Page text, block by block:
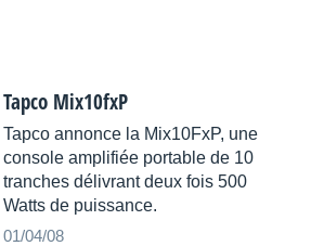
Tapco Mix10fxP
Tapco annonce la Mix10FxP, une
console amplifiée portable de 10
tranches délivrant deux fois 500
Watts de puissance.
01/04/08